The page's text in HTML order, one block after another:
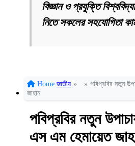
বিজ্ঞান ও প্রযুক্তি
নিতে সকলের সহযোগিতা
Home জাতীয় » » পবিপ্রবির নতুন
জাহান
পবিপ্রবির নতুন
এস এম হেমায়েত